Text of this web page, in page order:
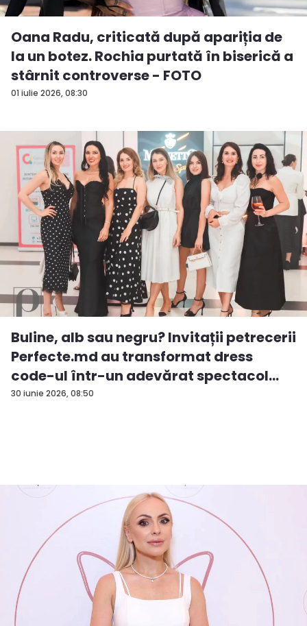
01 iulie 2026, 08:30
Oana Radu, criticată după apariția de
la un botez. Rochia purtată în biserică a
stârnit controverse - FOTO
30 iunie 2026, 08:50
Buline, alb sau negru? Invitații petrecerii
Perfecte.md au transformat dress
code-ul într-un adevărat spectacol
de...